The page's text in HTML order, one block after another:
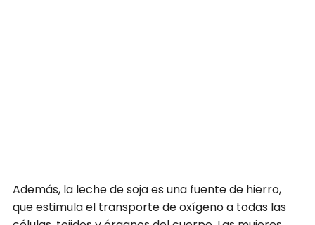
Además, la leche de soja es una fuente de hierro,
que estimula el transporte de oxígeno a todas las